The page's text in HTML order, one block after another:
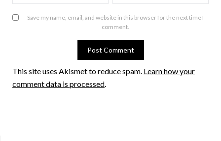
Save my name, email, and website in this browser for the next time I
comment.
This site uses Akismet to reduce spam. Learn how your
comment data is processed.